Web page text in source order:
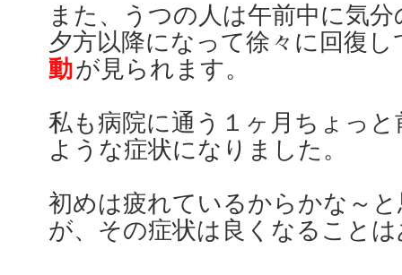
また、うつの人は午前中に気
夕方以降になって徐々に回復
動が見られます。
私も病院に通う１ヶ月ちょっ
ような症状になりました。
初めは疲れているからかな～
が、その症状は良くなること